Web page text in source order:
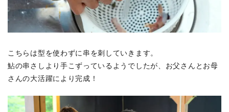
こちらは型を使わずに串を刺していきます。
鮎の串さしより手こずっているようでしたが、お父さんとお母
さんの大活躍により完成！